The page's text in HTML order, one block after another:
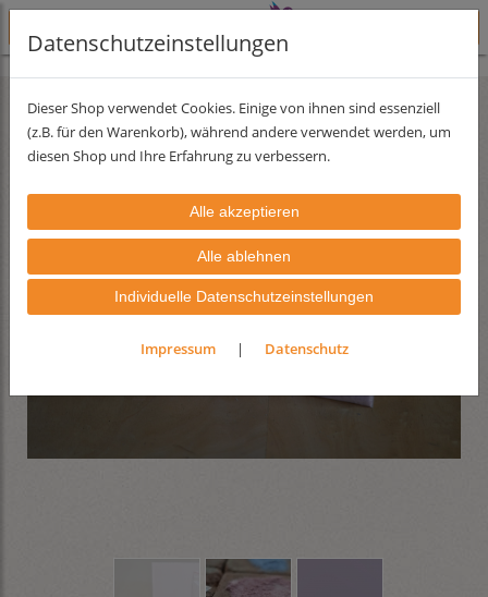
Lehmfarben Lehmfarbserie Pastell Lehmstreichputz
Datenschutzeinstellungen
Dieser Shop verwendet Cookies. Einige von ihnen sind essenziell
(z.B. für den Warenkorb), während andere verwendet werden, um
diesen Shop und Ihre Erfahrung zu verbessern.
Individuelle Datenschutzeinstellungen
Impressum | Datenschutz